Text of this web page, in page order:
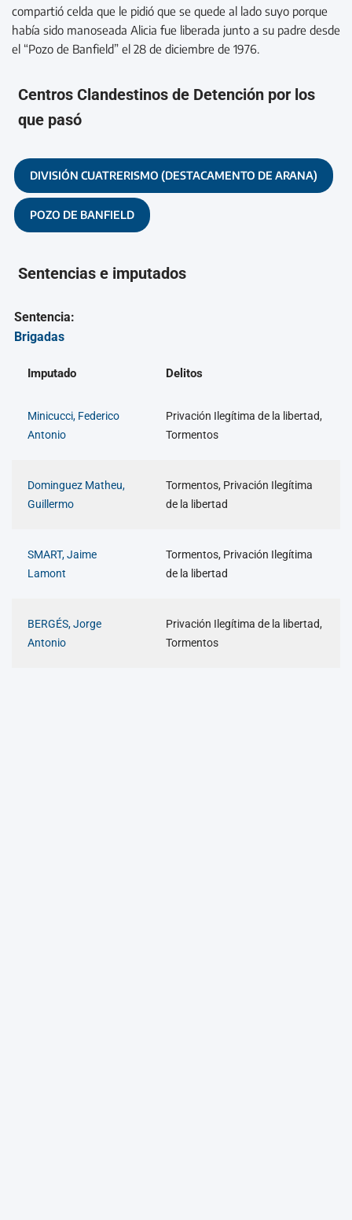
compartió celda que le pidió que se quede al lado suyo porque
había sido manoseada Alicia fue liberada junto a su padre desde
el “Pozo de Banfield” el 28 de diciembre de 1976.
Centros Clandestinos de Detención por los
que pasó
DIVISIÓN CUATRERISMO (DESTACAMENTO DE ARANA)
POZO DE BANFIELD
Sentencias e imputados
Sentencia:
Brigadas
Imputado Delitos
Minicucci, Federico
Antonio
Privación Ilegítima de la libertad,
Tormentos
Dominguez Matheu,
Guillermo
Tormentos, Privación Ilegítima
de la libertad
SMART, Jaime
Lamont
Tormentos, Privación Ilegítima
de la libertad
BERGÉS, Jorge
Antonio
Privación Ilegítima de la libertad,
Tormentos